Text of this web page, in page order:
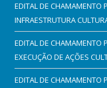
EDITAL DE CHAMAMENTO
INFRAESTRUTURA
EDITAL DE CHAMAMENTO
EXECUÇÃO DE AÇÕES
EDITAL DE CHAMAMENTO